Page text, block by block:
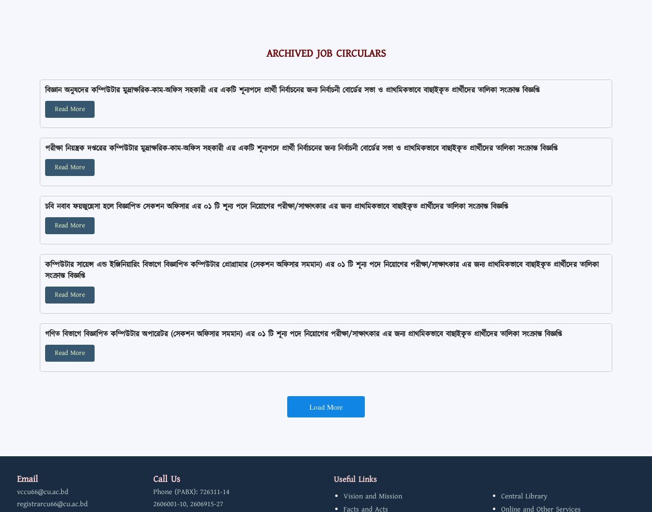
ARCHIVED JOB CIRCULARS
বিজ্ঞান অনুষদের কম্পিউটার মুদ্রাক্ষরিক-কাম-অফিস সহকারী এর একটি শূন্যপদে প্রার্থী নির্বাচনের জন্য নির্বাচনী বোর্ডের সভা ও প্রাথমিকভাবে বাছাইকৃত প্রার্থীদের তালিকা সংক্রান্ত বিজ্ঞপ্তি
Read More
পরীক্ষা নিয়ন্ত্রক দপ্তরের কম্পিউটার মুদ্রাক্ষরিক-কাম-অফিস সহকারী এর একটি শূন্যপদে প্রার্থী নির্বাচনের জন্য নির্বাচনী বোর্ডের সভা ও প্রাথমিকভাবে বাছাইকৃত প্রার্থীদের তালিকা সংক্রান্ত বিজ্ঞপ্তি
Read More
চবি নবাব ফয়জুন্নেসা হলে বিজ্ঞাপিত সেকশন অফিসার এর ০১ টি শূন্য পদে নিয়োগের পরীক্ষা/সাক্ষাৎকার এর জন্য প্রাথমিকভাবে বাছাইকৃত প্রার্থীদের তালিকা সংক্রান্ত বিজ্ঞপ্তি
Read More
কম্পিউটার সায়েন্স এন্ড ইঞ্জিনিয়ারিং বিভাগে বিজ্ঞাপিত কম্পিউটার প্রোগ্রামার (সেকশন অফিসার সমমান) এর ০১ টি শূন্য পদে নিয়োগের পরীক্ষা/সাক্ষাৎকার এর জন্য প্রাথমিকভাবে বাছাইকৃত প্রার্থীদের তালিকা
সংক্রান্ত বিজ্ঞপ্তি
Read More
গণিত বিভাগে বিজ্ঞাপিত কম্পিউটার অপারেটর (সেকশন অফিসার সমমান) এর ০১ টি শূন্য পদে নিয়োগের পরীক্ষা/সাক্ষাৎকার এর জন্য প্রাথমিকভাবে বাছাইকৃত প্রার্থীদের তালিকা সংক্রান্ত বিজ্ঞপ্তি
Read More
Load More
Email
vccu66@cu.ac.bd
registrarcu66@cu.ac.bd
Call Us
Phone (PABX): 726311-14
2606001-10, 2606915-27
Useful Links
Vision and Mission
Facts and Acts
Central Library
Online and Other Services